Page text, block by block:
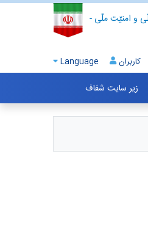
و امنیّت ملّی -
Language کاربران
زیر سایت شفاف